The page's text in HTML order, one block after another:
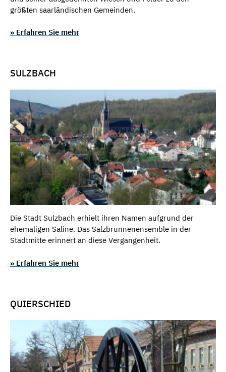
größten saarländischen Gemeinden.
» Erfahren Sie mehr
SULZBACH
Die Stadt Sulzbach erhielt ihren Namen aufgrund der
ehemaligen Saline. Das Salzbrunnenensemble in der
Stadtmitte erinnert an diese Vergangenheit.
» Erfahren Sie mehr
QUIERSCHIED